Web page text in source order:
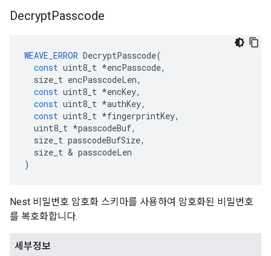
DecryptPasscode
WEAVE_ERROR DecryptPasscode(
const uint8_t *encPasscode,
size_t encPasscodeLen,
const uint8_t *encKey,
const uint8_t *authKey,
const uint8_t *fingerprintKey,
uint8_t *passcodeBuf,
size_t passcodeBufSize,
size_t & passcodeLen
)
Nest 비밀번호 암호화 스키마를 사용하여 암호화된 비밀번호
를 복호화합니다.
세부정보